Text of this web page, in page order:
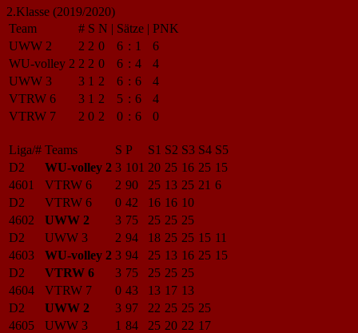
2.Klasse (2019/2020)
Team
# S N | Sätze | PNK
UWW 2
2 2 0 6 : 1
6
WU-volley 2 2 2 0 6 : 4
4
UWW 3
3 1 2 6 : 6
4
VTRW 6
3 1 2 5 : 6
4
VTRW 7
2 0 2 0 : 6 0
Liga/# Teams S P S1 S2 S3 S4 S5
D2
WU-volley 2 3 101 20 25 16 25 15
4601
VTRW 6 2 90 25 13 25 21 6
D2
VTRW 6 0 42 16 16 10
4602
UWW 2 3 75 25 25 25
D2
UWW 3 2 94 18 25 25 15 11
4603
WU-volley 2 3 94 25 13 16 25 15
D2
VTRW 6 3 75 25 25 25
4604
VTRW 7 0 43 13 17 13
D2
UWW 2 3 97 22 25 25 25
4605
UWW 3 1 84 25 20 22 17